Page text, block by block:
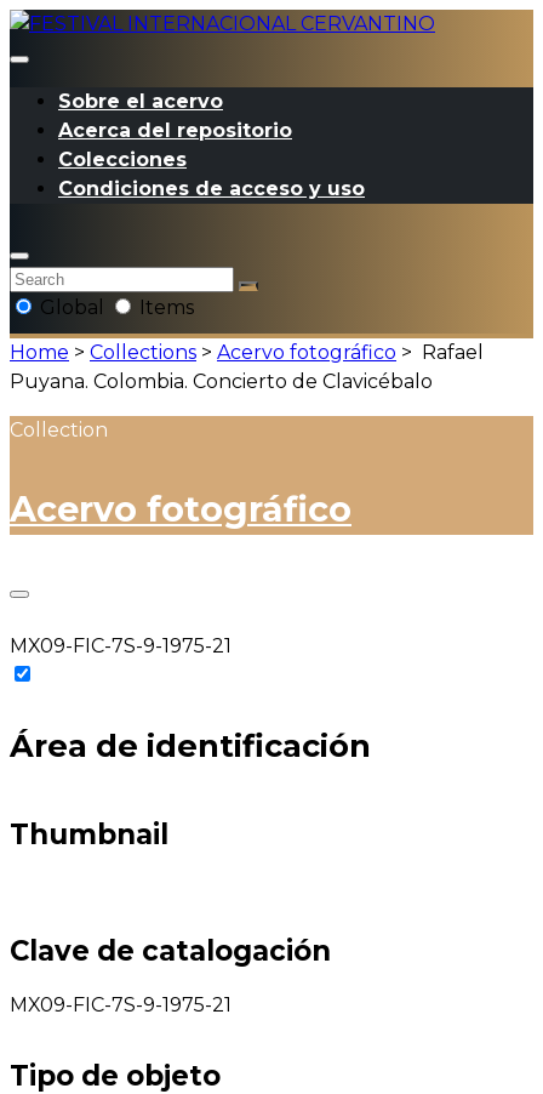
Sobre el acervo
Acerca del repositorio
Colecciones
Condiciones de acceso y uso
Global
Items
Home > Collections > Acervo fotográfico >
Rafael
Puyana. Colombia. Concierto de Clavicébalo
Collection
Acervo fotográfico
MX09-FIC-7S-9-1975-21
Área de identificación
Thumbnail
Clave de catalogación
MX09-FIC-7S-9-1975-21
Tipo de objeto